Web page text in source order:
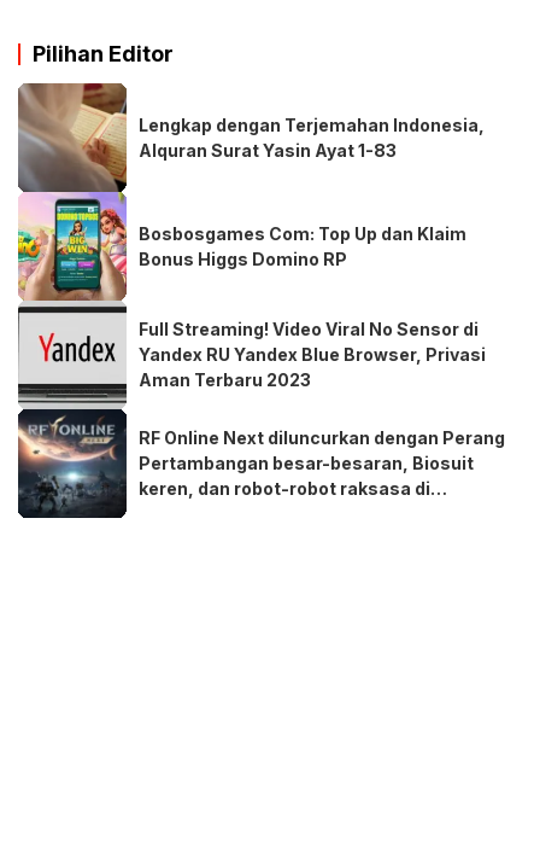
Pilihan Editor
Lengkap dengan Terjemahan Indonesia,
Alquran Surat Yasin Ayat 1-83
Bosbosgames Com: Top Up dan Klaim
Bonus Higgs Domino RP
Full Streaming! Video Viral No Sensor di
Yandex RU Yandex Blue Browser, Privasi
Aman Terbaru 2023
RF Online Next diluncurkan dengan Perang
Pertambangan besar-besaran, Biosuit
keren, dan robot-robot raksasa di